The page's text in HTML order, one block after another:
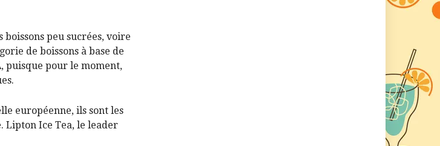
peu sucrées, voire
de boissons à base de
puisque pour le moment,
européenne, ils sont les
Lipton Ice Tea, le leader